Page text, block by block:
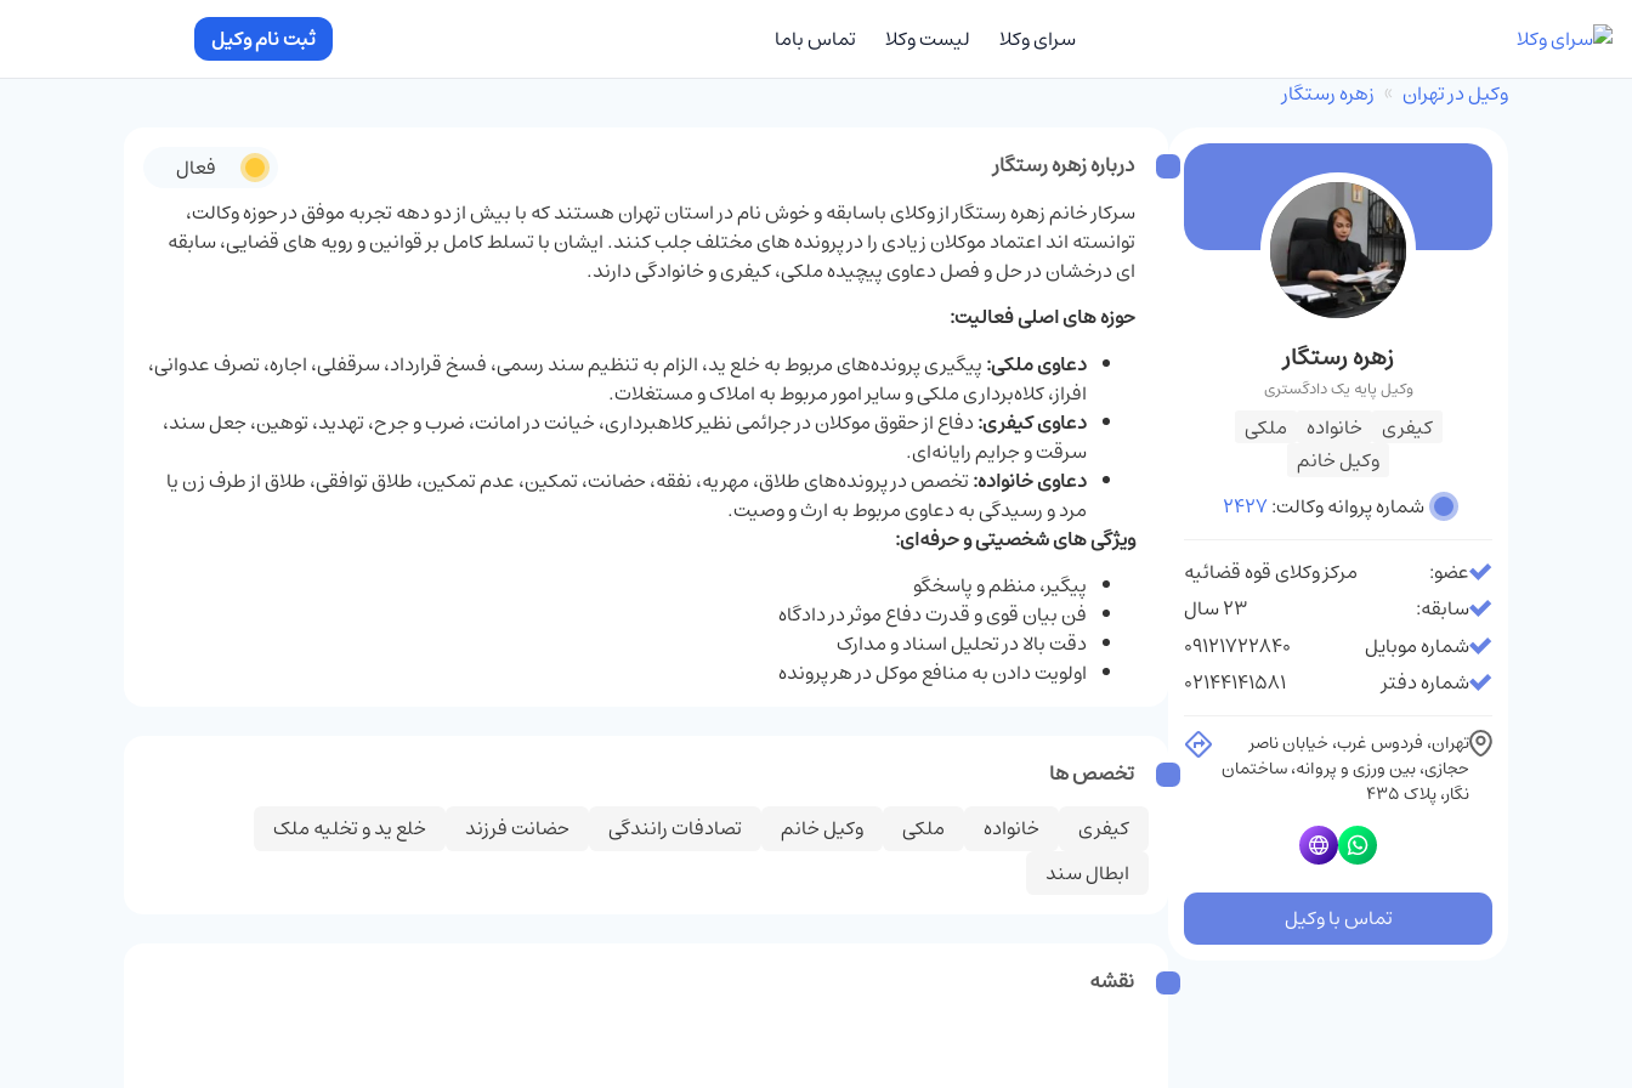
سرای وکلا لیست وکلا تماس باما
ثبت نام وکیل
وکیل در تهران
زهره‌ رستگار
زهره‌ رستگار
وکیل پایه یک دادگستری
کیفری خانواده
ملکی
وکیل خانم
شماره پروانه وکالت:2427
عضو:
مرکز وکلای قوه قضائیه
سابقه:
23 سال
شماره موبایل
09121722840
شماره دفتر
02144141581
تهران، فردوس غرب، خیابان ناصر
حجازی، بین ورزی و پروانه، ساختمان
نگار، پلاک 435
تماس با وکیل
درباره زهره‌ رستگار
فعال
سرکار خانم زهره رستگار از وکلای باسابقه و خوش نام در استان تهران هستند که با بیش از دو دهه تجربه موفق در حوزه وکالت،
توانسته اند اعتماد موکلان زیادی را در پرونده های مختلف جلب کنند. ایشان با تسلط کامل بر قوانین و رویه های قضایی، سابقه
ای درخشان در حل و فصل دعاوی پیچیده ملکی، کیفری و خانوادگی دارند.
حوزه های اصلی فعالیت:
دعاوی ملکی:پیگیری پرونده‌های مربوط به خلع ید، الزام به تنظیم سند رسمی، فسخ قرارداد، سرقفلی، اجاره، تصرف عدوانی،
افراز، کلاه‌برداری ملکی و سایر امور مربوط به املاک و مستغلات.
دعاوی کیفری:دفاع از حقوق موکلان در جرائمی نظیر کلاهبرداری، خیانت در امانت، ضرب و جرح، تهدید، توهین، جعل سند،
سرقت و جرایم رایانه‌ای.
دعاوی خانواده:تخصص در پرونده‌های طلاق، مهریه، نفقه، حضانت، تمکین، عدم تمکین، طلاق توافقی، طلاق از طرف زن یا
مرد و رسیدگی به دعاوی مربوط به ارث و وصیت.
ویژگی های شخصیتی و حرفه‌ای:
پیگیر، منظم و پاسخگو
فن بیان قوی و قدرت دفاع موثر در دادگاه
دقت بالا در تحلیل اسناد و مدارک
اولویت دادن به منافع موکل در هر پرونده
تخصص ها
کیفری خانواده ملکی وکیل خانم تصادفات رانندگی حضانت فرزند
خلع ید و تخلیه ملک
ابطال سند
نقشه